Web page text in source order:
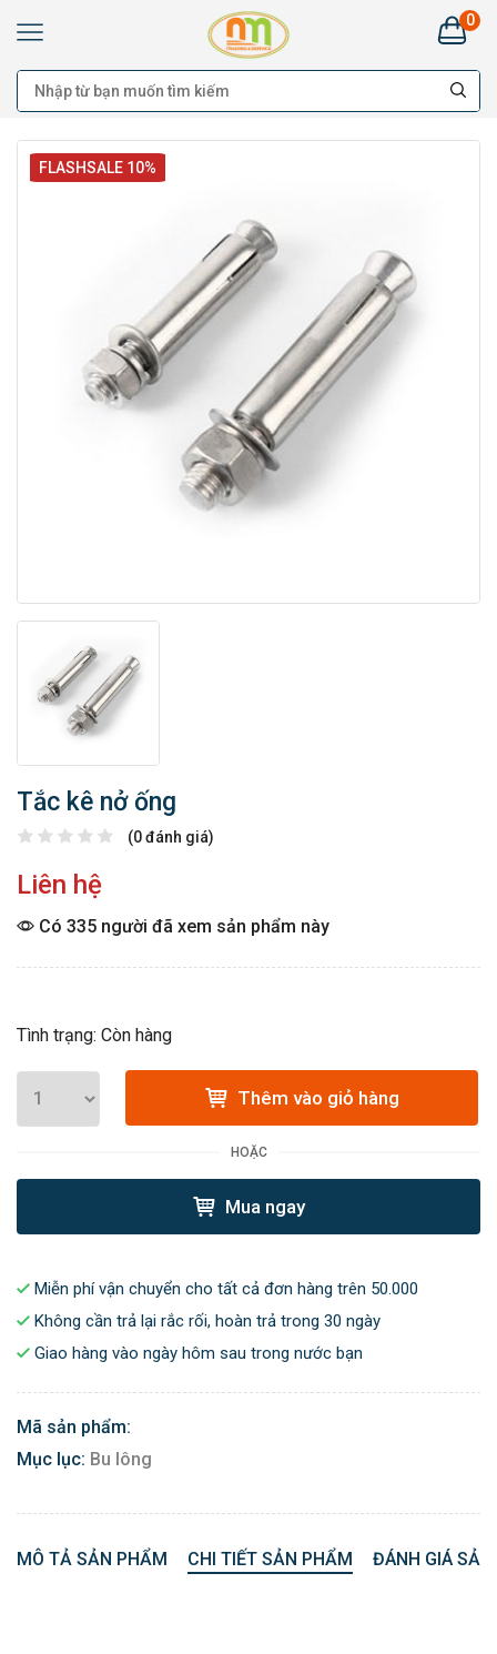
0
FLASHSALE 10%
Tắc kê nở ống
(0 đánh giá)
Liên hệ
Có 335 người đã xem sản phẩm này
Tình trạng: Còn hàng
Thêm vào giỏ hàng
HOẶC
Mua ngay
Miễn phí vận chuyển cho tất cả đơn hàng trên 50.000
Không cần trả lại rắc rối, hoàn trả trong 30 ngày
Giao hàng vào ngày hôm sau trong nước bạn
Mã sản phẩm:
Mục lục: Bu lông
MÔ TẢ SẢN PHẨM CHI TIẾT SẢN PHẨM ĐÁNH GIÁ